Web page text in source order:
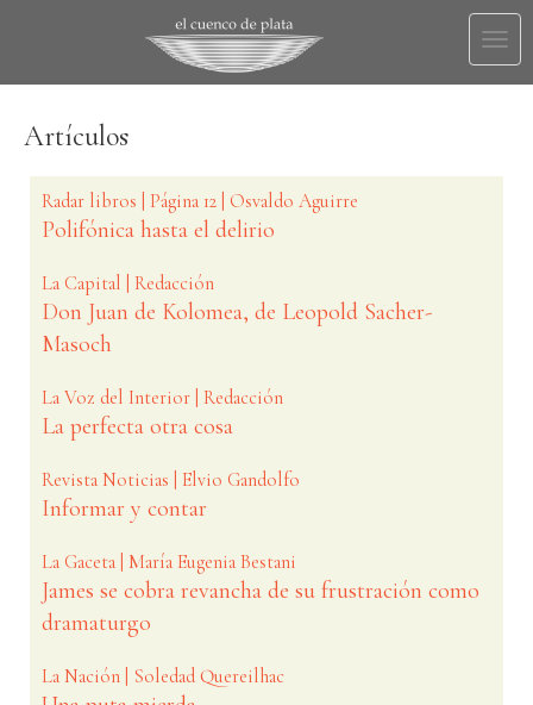
Artículos
Radar libros | Página 12 | Osvaldo Aguirre
Polifónica hasta el delirio
La Capital | Redacción
Don Juan de Kolomea, de Leopold Sacher-
Masoch
La Voz del Interior | Redacción
La perfecta otra cosa
Revista Noticias | Elvio Gandolfo
Informar y contar
La Gaceta | María Eugenia Bestani
James se cobra revancha de su frustración como
dramaturgo
La Nación | Soledad Quereilhac